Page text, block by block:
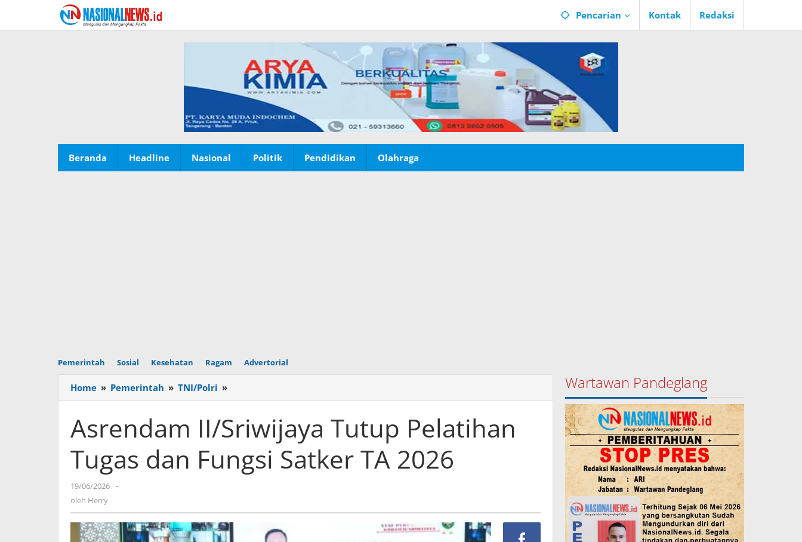
konten
Pencarian Kontak Redaksi
Beranda Headline Nasional Politik Pendidikan Olahraga
Pemerintah Sosial Kesehatan Ragam Advertorial
Home » Pemerintah » TNI/Polri »
II/Sriwijaya
Pelatihan
Tugas
dan
Fungsi
Asrendam II/Sriwijaya Tutup Pelatihan
Tugas dan Fungsi Satker TA 2026
19/06/2026 oleh
-
oleh Herry
Wartawan Pandeglang